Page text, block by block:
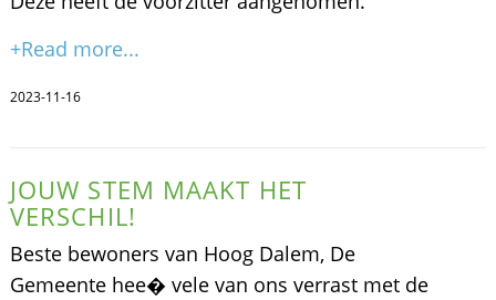
+Read more...
2023-11-16
JOUW STEM MAAKT HET
VERSCHIL!
Beste bewoners van Hoog Dalem, De
Gemeente hee� vele van ons verrast met de